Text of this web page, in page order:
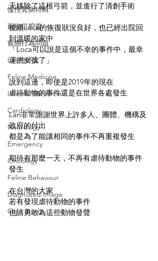
慢性腎病特輯
寵物口腔篇
寵物行為問題
Lan的碎念
Feline Medicine
Internal Medicine
Cardiology
Neurology
Emergency
Oncology
Feline Behaviour
Diagnosed Image
Case Study
天移除了這根弓箭，並進行了清創手術
後續Loca的恢復狀況良好，也已經出院回
到溫暖的家中
「Loca可以說是這個不幸的事件中，最幸
運的女孩了」
說到這邊，即使是2019年的現在
虐待動物的事件還是在世界各處發生
Lan非常謝謝世界上許多人、團體、機構及
政府的付出
都是為了能讓相同的事件不再重複發生
期待有那麼一天，不再有虐待動物的事件
發生
在台灣的大家
若有發現虐待動物的事件
也請勇敢為這些動物發聲